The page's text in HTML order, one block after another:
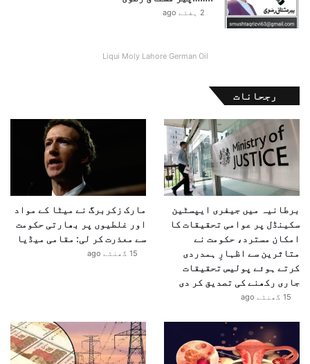
2 ہفتے ago
Liqui Moly Lahore German Oil
رجحانات
برطانیہ میں جیفری ایپسٹین
سکینڈل پر عوامی تحقیقات کا
امکان مسترد، حکومت نے
متاثرین سے اظہارِ ہمدردی
کرتے ہوئے پولیس تحقیقات
جاری رکھنے کی تصدیق کر دی
15 گھنٹے ago
مارک زکربرگ نے میٹا کے مواد
اور غلطیوں پر بھارتی حکومت
سے معذرت کر لی: مقامی میڈیا
15 گھنٹے ago